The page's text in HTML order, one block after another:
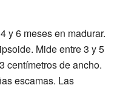
y 6 meses en madurar.
Mide entre 3 y 5
centímetros de ancho.
escamas. Las